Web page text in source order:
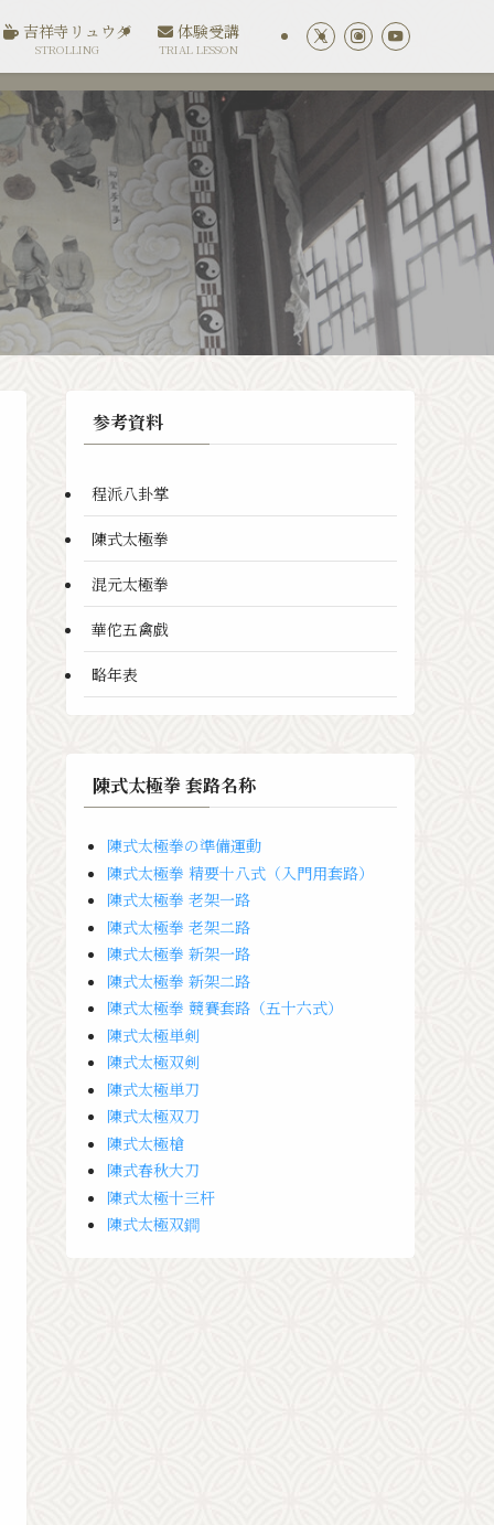
吉祥寺リュウダ
STROLLING
体験受講
TRIAL LESSON
参考資料
程派八卦掌
陳式太極拳
混元太極拳
華佗五禽戯
略年表
陳式太極拳 套路名称
陳式太極拳の準備運動
陳式太極拳 精要十八式（入門用套路）
陳式太極拳 老架一路
陳式太極拳 老架二路
陳式太極拳 新架一路
陳式太極拳 新架二路
陳式太極拳 競賽套路（五十六式）
陳式太極単剣
陳式太極双剣
陳式太極単刀
陳式太極双刀
陳式太極槍
陳式春秋大刀
陳式太極十三杆
陳式太極双鐧